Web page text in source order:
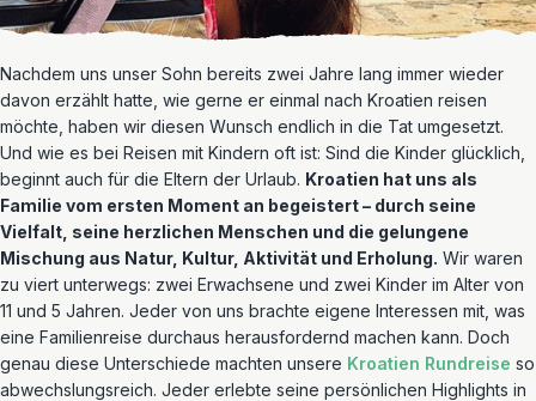
Nachdem uns unser Sohn bereits zwei Jahre lang immer wieder
davon erzählt hatte, wie gerne er einmal nach Kroatien reisen
möchte, haben wir diesen Wunsch endlich in die Tat umgesetzt.
Und wie es bei Reisen mit Kindern oft ist: Sind die Kinder glücklich,
beginnt auch für die Eltern der Urlaub. Kroatien hat uns als
Familie vom ersten Moment an begeistert – durch seine
Vielfalt, seine herzlichen Menschen und die gelungene
Mischung aus Natur, Kultur, Aktivität und Erholung. Wir waren
zu viert unterwegs: zwei Erwachsene und zwei Kinder im Alter von
11 und 5 Jahren. Jeder von uns brachte eigene Interessen mit, was
eine Familienreise durchaus herausfordernd machen kann. Doch
genau diese Unterschiede machten unsere Kroatien Rundreise so
abwechslungsreich. Jeder erlebte seine persönlichen Highlights in